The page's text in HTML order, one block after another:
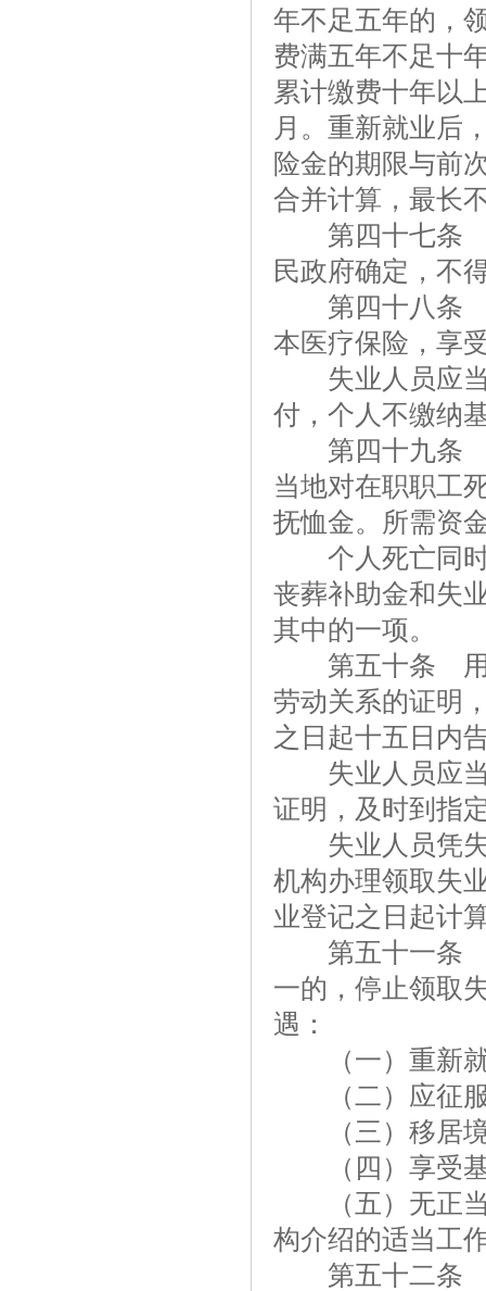
年不足五年的，
费满五年不足十
累计缴费十年以
月。重新就业后
险金的期限与前
合并计算，最长
第四十七条 失
民政府确定，不
第四十八条 失
本医疗保险，享
失业人员应当
付，个人不缴纳
第四十九条 失
当地对在职职工
抚恤金。所需资
个人死亡同时
丧葬补助金和失
其中的一项。
第五十条 用人
劳动关系的证明
之日起十五日内
失业人员应当
证明，及时到指
失业人员凭失
机构办理领取失
业登记之日起计
第五十一条 失
一的，停止领取
遇：
（一）重新就
（二）应征服
（三）移居境
（四）享受基
（五）无正当
构介绍的适当工
第五十二条 职